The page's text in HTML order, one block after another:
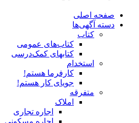
صفحه اصلی
دسته آگهی‌ها
کتاب
کتاب‌های عمومی
کتابهای کمک‌درسی
استخدام
کارفرما هستم!
جویای کار هستم!
متفرقه
املاک
اجاره تجاری
اجاره مسکونی